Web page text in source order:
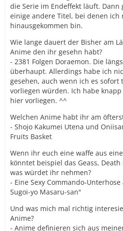
die Serie im Endeffekt läuft.
einige andere Titel, bei denen ich
hinausgekommen bin.
Wie lange dauert der Bisher am
Anime den ihr gesehn habt?
- 2381 Folgen Doraemon. Die
überhaupt. Allerdings habe ich
gesehen, auch wenn ich es
vorliegen würden. Ich habe
hier vorliegen. ^^
Welchen Anime habt ihr am
- Shojo Kakumei Utena und
Fruits Basket
Wenn ihr euch eine waffe aus
könntet beispiel das Geass,
was würdet ihr nehmen?
- Eine Sexy Commando-
Sugoi-yo Masaru-san"
Und was mich mal richtig
Anime?
- Anime definieren sich aus